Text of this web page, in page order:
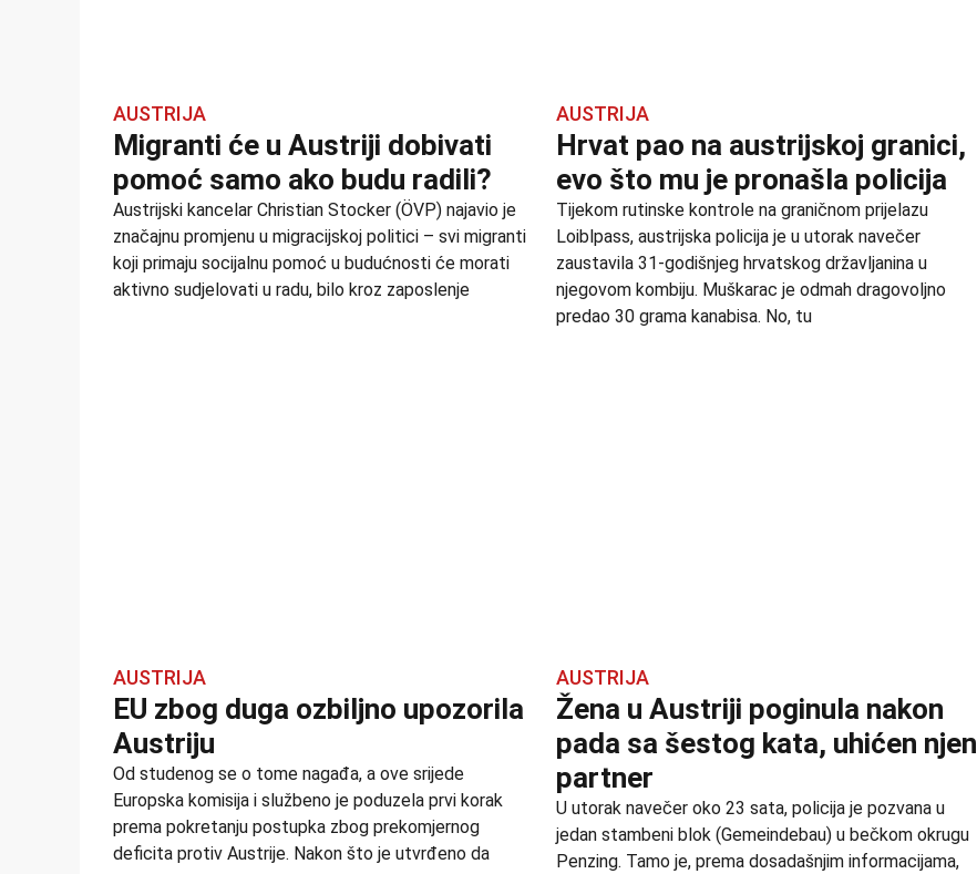
AUSTRIJA
Migranti će u Austriji dobivati
pomoć samo ako budu radili?
Austrijski kancelar Christian Stocker (ÖVP) najavio je
značajnu promjenu u migracijskoj politici – svi migranti
koji primaju socijalnu pomoć u budućnosti će morati
aktivno sudjelovati u radu, bilo kroz zaposlenje
AUSTRIJA
Hrvat pao na austrijskoj granici,
evo što mu je pronašla policija
Tijekom rutinske kontrole na graničnom prijelazu
Loiblpass, austrijska policija je u utorak navečer
zaustavila 31-godišnjeg hrvatskog državljanina u
njegovom kombiju. Muškarac je odmah dragovoljno
predao 30 grama kanabisa. No, tu
AUSTRIJA
EU zbog duga ozbiljno upozorila
Austriju
Od studenog se o tome nagađa, a ove srijede
Europska komisija i službeno je poduzela prvi korak
prema pokretanju postupka zbog prekomjernog
deficita protiv Austrije. Nakon što je utvrđeno da
AUSTRIJA
Žena u Austriji poginula nakon
pada sa šestog kata, uhićen njen
partner
U utorak navečer oko 23 sata, policija je pozvana u
jedan stambeni blok (Gemeindebau) u bečkom okrugu
Penzing. Tamo je, prema dosadašnjim informacijama,